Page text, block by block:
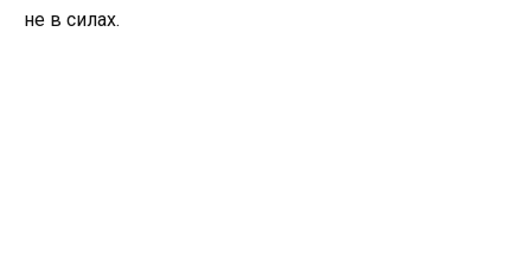
не в силах.